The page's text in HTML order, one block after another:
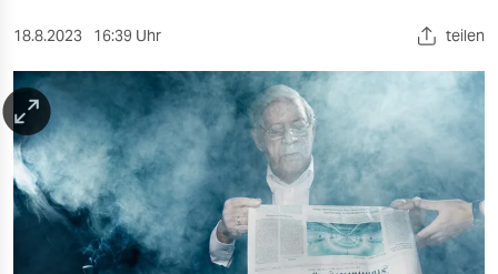
nord
wahrheit
verlag
verlag
veranstaltungen
18.8.2023 16:39 Uhr teilen